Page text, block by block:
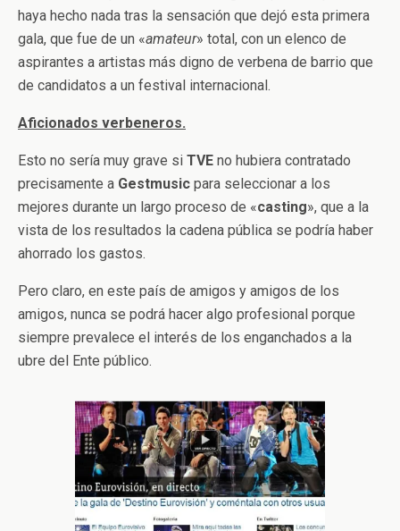
haya hecho nada tras la sensación que dejó esta primera
gala, que fue de un «amateur» total, con un elenco de
aspirantes a artistas más digno de verbena de barrio que
de candidatos a un festival internacional.
Aficionados verbeneros.
Esto no sería muy grave si TVE no hubiera contratado
precisamente a Gestmusic para seleccionar a los
mejores durante un largo proceso de «casting», que a la
vista de los resultados la cadena pública se podría haber
ahorrado los gastos.
Pero claro, en este país de amigos y amigos de los
amigos, nunca se podrá hacer algo profesional porque
siempre prevalece el interés de los enganchados a la
ubre del Ente público.